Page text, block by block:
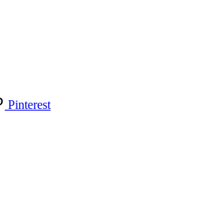
Pinterest